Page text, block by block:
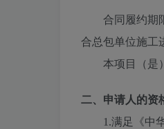
合同履约期
合总包单位施工
本项目（是
二、申请人的资
1.满足《中